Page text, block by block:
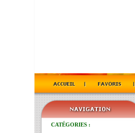
CATÉGORIES :